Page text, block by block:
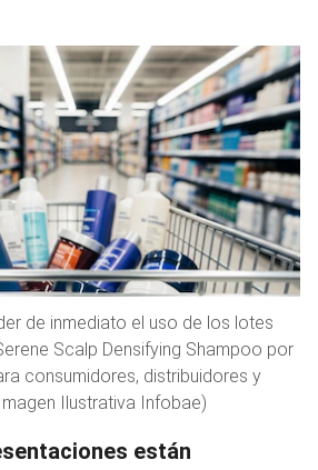
de inmediato el uso de los lotes
Scalp Densifying Shampoo por
consumidores, distribuidores y
Ilustrativa Infobae)
están